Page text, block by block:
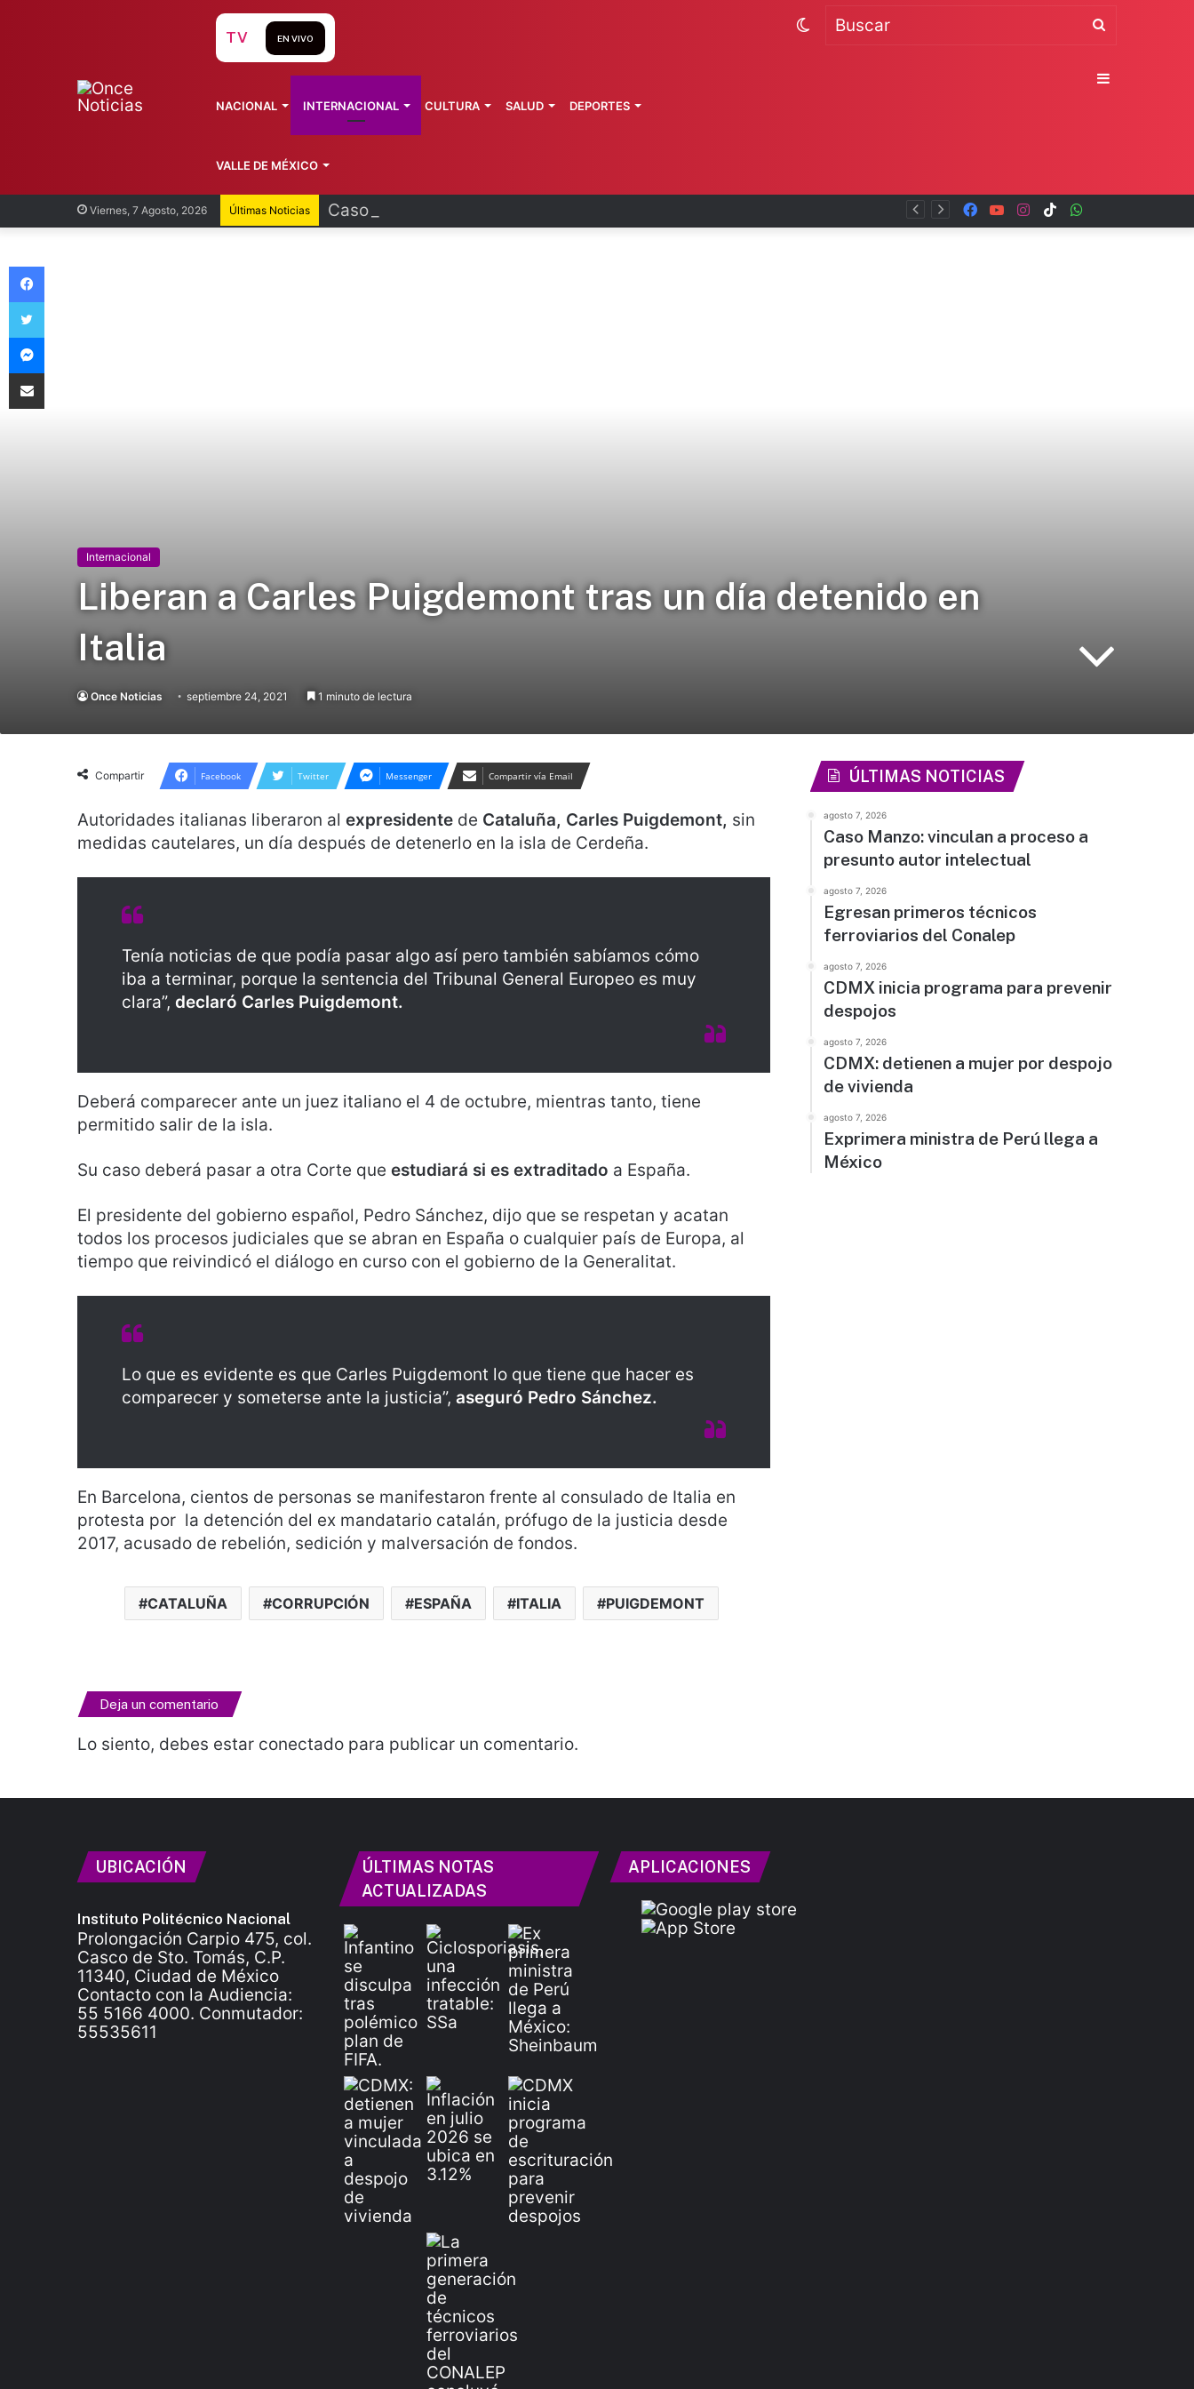
Viernes, 7 Agosto, 2026 Últimas Noticias Caso Manzo: vinculan a proceso a presunto autor intelectual TikTok
Instagram
YouTube
Facebook
TV EN VIVO
NACIONAL INTERNACIONAL CULTURA SALUD DEPORTES
VALLE DE MÉXICO
Switch
Internacional
Liberan a Carles Puigdemont tras un día detenido en
Italia
Once Noticias septiembre 24, 2021 1 minuto de lectura
Compartir Facebook Twitter Messenger Compartir vía Email
Autoridades italianas liberaron al expresidente de Cataluña, Carles Puigdemont, sin
medidas cautelares, un día después de detenerlo en la isla de Cerdeña.
Tenía noticias de que podía pasar algo así pero también sabíamos cómo
iba a terminar, porque la sentencia del Tribunal General Europeo es muy
clara”, declaró Carles Puigdemont.
Deberá comparecer ante un juez italiano el 4 de octubre, mientras tanto, tiene
permitido salir de la isla.
Su caso deberá pasar a otra Corte que estudiará si es extraditado a España.
El presidente del gobierno español, Pedro Sánchez, dijo que se respetan y acatan
todos los procesos judiciales que se abran en España o cualquier país de Europa, al
tiempo que reivindicó el diálogo en curso con el gobierno de la Generalitat.
Lo que es evidente es que Carles Puigdemont lo que tiene que hacer es
comparecer y someterse ante la justicia”, aseguró Pedro Sánchez.
En Barcelona, cientos de personas se manifestaron frente al consulado de Italia en
protesta por la detención del ex mandatario catalán, prófugo de la justicia desde
2017, acusado de rebelión, sedición y malversación de fondos.
CATALUÑA CORRUPCIÓN ESPAÑA ITALIA PUIGDEMONT
Deja un comentario
Lo siento, debes estar conectado para publicar un comentario.
ÚLTIMAS NOTICIAS
agosto 7, 2026
Caso Manzo: vinculan a proceso a
presunto autor intelectual
agosto 7, 2026
Egresan primeros técnicos
ferroviarios del Conalep
agosto 7, 2026
CDMX inicia programa para prevenir
despojos
agosto 7, 2026
CDMX: detienen a mujer por despojo
de vivienda
agosto 7, 2026
Exprimera ministra de Perú llega a
México
UBICACIÓN
Instituto Politécnico Nacional
Prolongación Carpio 475, col.
Casco de Sto. Tomás, C.P.
11340, Ciudad de México
Contacto con la Audiencia:
55 5166 4000. Conmutador:
55535611
ÚLTIMAS NOTAS
ACTUALIZADAS
APLICACIONES